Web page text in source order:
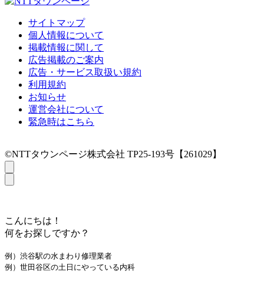
サイトマップ
個人情報について
掲載情報に関して
広告掲載のご案内
広告・サービス取扱い規約
利用規約
お知らせ
運営会社について
緊急時はこちら
©NTTタウンページ株式会社 TP25-193号【261029】
こんにちは！
何をお探しですか？
例）渋谷駅の水まわり修理業者
例）世田谷区の土日にやっている内科